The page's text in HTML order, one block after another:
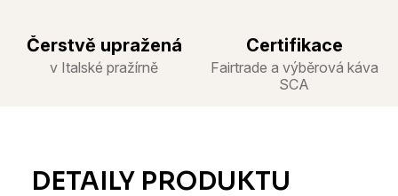
Čerstvě upražená
v Italské pražírně
Certifikace
Fairtrade a výběrová káva
SCA